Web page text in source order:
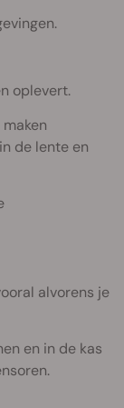
oplevert.
de lente en
alvorens je
en in de kas